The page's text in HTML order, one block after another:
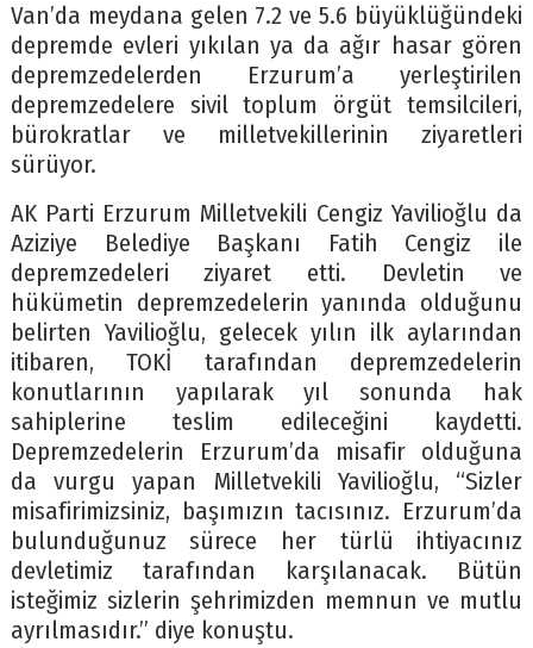
Van’da meydana gelen 7.2 ve 5.6 büyüklüğündeki
depremde evleri yıkılan ya da ağır hasar gören
depremzedelerden Erzurum’a yerleştirilen
depremzedelere sivil toplum örgüt temsilcileri,
bürokratlar ve milletvekillerinin ziyaretleri
sürüyor.
AK Parti Erzurum Milletvekili Cengiz Yavilioğlu da
Aziziye Belediye Başkanı Fatih Cengiz ile
depremzedeleri ziyaret etti. Devletin ve
hükümetin depremzedelerin yanında olduğunu
belirten Yavilioğlu, gelecek yılın ilk aylarından
itibaren, TOKİ tarafından depremzedelerin
konutlarının yapılarak yıl sonunda hak
sahiplerine teslim edileceğini kaydetti.
Depremzedelerin Erzurum’da misafir olduğuna
da vurgu yapan Milletvekili Yavilioğlu, “Sizler
misafirimizsiniz, başımızın tacısınız. Erzurum’da
bulunduğunuz sürece her türlü ihtiyacınız
devletimiz tarafından karşılanacak. Bütün
isteğimiz sizlerin şehrimizden memnun ve mutlu
ayrılmasıdır.” diye konuştu.